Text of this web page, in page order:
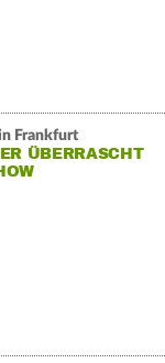
Frankfurt
ÜBERRASCHT